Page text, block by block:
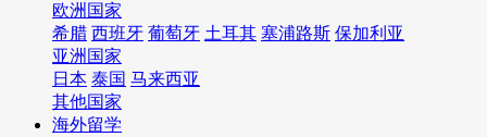
欧洲国家
希腊 西班牙 葡萄牙 土耳其 塞浦路斯 保加利亚
亚洲国家
日本 泰国 马来西亚
其他国家
海外留学